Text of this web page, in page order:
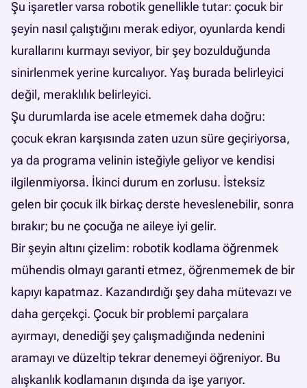
Şu işaretler varsa robotik genellikle tutar: çocuk bir
şeyin nasıl çalıştığını merak ediyor, oyunlarda kendi
kurallarını kurmayı seviyor, bir şey bozulduğunda
sinirlenmek yerine kurcalıyor. Yaş burada belirleyici
değil, meraklılık belirleyici.
Şu durumlarda ise acele etmemek daha doğru:
çocuk ekran karşısında zaten uzun süre geçiriyorsa,
ya da programa velinin isteğiyle geliyor ve kendisi
ilgilenmiyorsa. İkinci durum en zorlusu. İsteksiz
gelen bir çocuk ilk birkaç derste heveslenebilir, sonra
bırakır; bu ne çocuğa ne aileye iyi gelir.
Bir şeyin altını çizelim: robotik kodlama öğrenmek
mühendis olmayı garanti etmez, öğrenmemek de bir
kapıyı kapatmaz. Kazandırdığı şey daha mütevazı ve
daha gerçekçi. Çocuk bir problemi parçalara
ayırmayı, denediği şey çalışmadığında nedenini
aramayı ve düzeltip tekrar denemeyi öğreniyor. Bu
alışkanlık kodlamanın dışında da işe yarıyor.